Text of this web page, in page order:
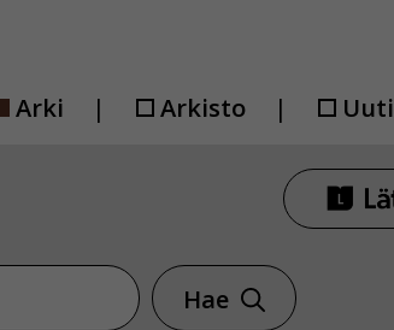
Arki Arkisto
Hae